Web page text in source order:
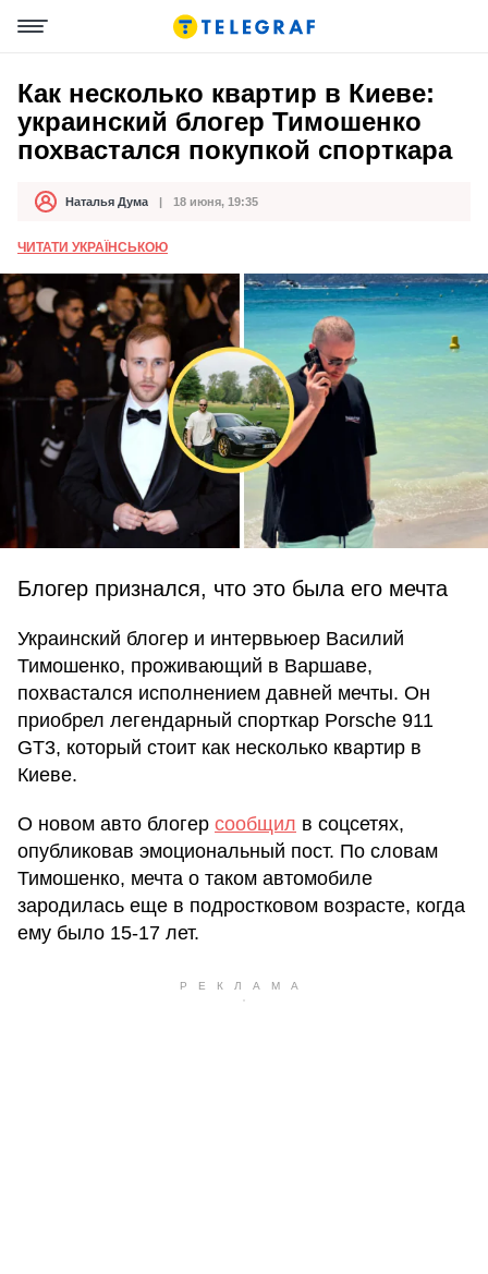
Как несколько квартир в Киеве:
украинский блогер Тимошенко
похвастался покупкой спорткара
АвторНаталья Дума
Дата публикации 18 июня, 19:35
ЧИТАТИ УКРАЇНСЬКОЮ
Блогер признался, что это была его мечта
Украинский блогер и интервьюер Василий
Тимошенко, проживающий в Варшаве,
похвастался исполнением давней мечты. Он
приобрел легендарный спорткар Porsche 911
GT3, который стоит как несколько квартир в
Киеве.
О новом авто блогер сообщил в соцсетях,
опубликовав эмоциональный пост. По словам
Тимошенко, мечта о таком автомобиле
зародилась еще в подростковом возрасте, когда
ему было 15-17 лет.